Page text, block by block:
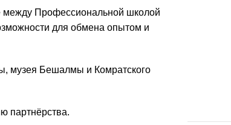
между Профессиональной школой
для обмена опытом и
музея Бешалмы и Комратского
партнёрства.